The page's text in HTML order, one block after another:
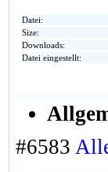
Datei:
Size:
Downloads:
Datei eingestellt:
#6583